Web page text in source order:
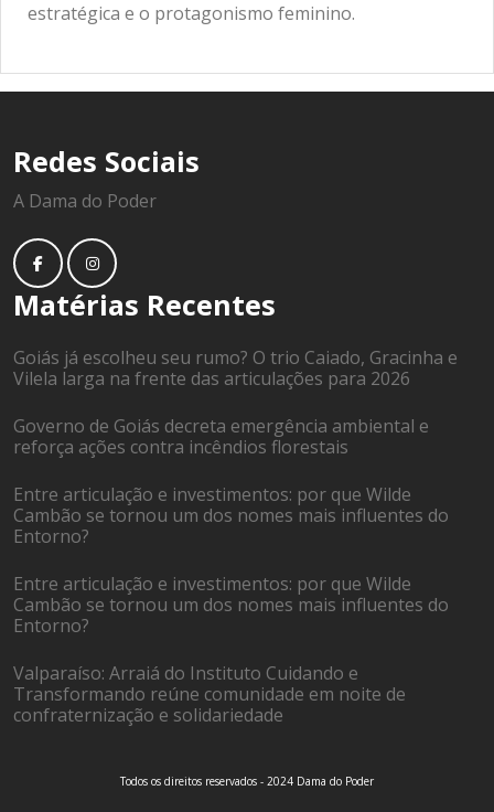
estratégica e o protagonismo feminino.
Redes Sociais
A Dama do Poder
Matérias Recentes
Goiás já escolheu seu rumo? O trio Caiado, Gracinha e
Vilela larga na frente das articulações para 2026
Governo de Goiás decreta emergência ambiental e
reforça ações contra incêndios florestais
Entre articulação e investimentos: por que Wilde
Cambão se tornou um dos nomes mais influentes do
Entorno?
Entre articulação e investimentos: por que Wilde
Cambão se tornou um dos nomes mais influentes do
Entorno?
Valparaíso: Arraiá do Instituto Cuidando e
Transformando reúne comunidade em noite de
confraternização e solidariedade
Todos os direitos reservados - 2024 Dama do Poder